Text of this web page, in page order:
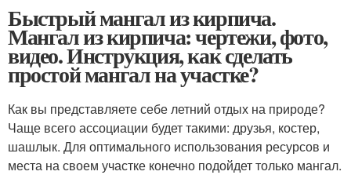
Быстрый мангал из кирпича.
Мангал из кирпича: чертежи, фото,
видео. Инструкция, как сделать
простой мангал на участке?
Как вы представляете себе летний отдых на природе?
Чаще всего ассоциации будет такими: друзья, костер,
шашлык. Для оптимального использования ресурсов и
места на своем участке конечно подойдет только мангал.